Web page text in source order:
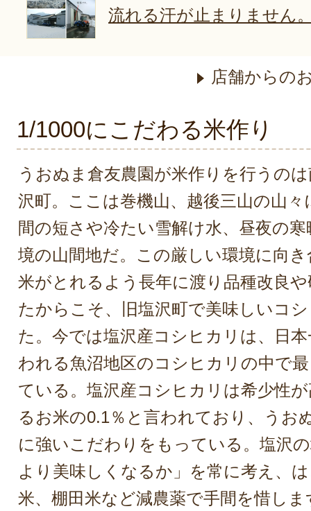
流れる汗が止まりません
店舗からの
1/1000にこだわる米作り
うおぬま倉友農園が米作りを行うの
沢町。ここは巻機山、越後三山の山
間の短さや冷たい雪解け水、昼夜の
境の山間地だ。この厳しい環境に向
米がとれるよう長年に渡り品種改良
たからこそ、旧塩沢町で美味しいコ
た。今では塩沢産コシヒカリは、日
われる魚沼地区のコシヒカリの中で
ている。塩沢産コシヒカリは希少性
るお米の0.1％と言われており、うお
に強いこだわりをもっている。塩沢
より美味しくなるか」を常に考え、
米、棚田米など減農薬で手間を惜し